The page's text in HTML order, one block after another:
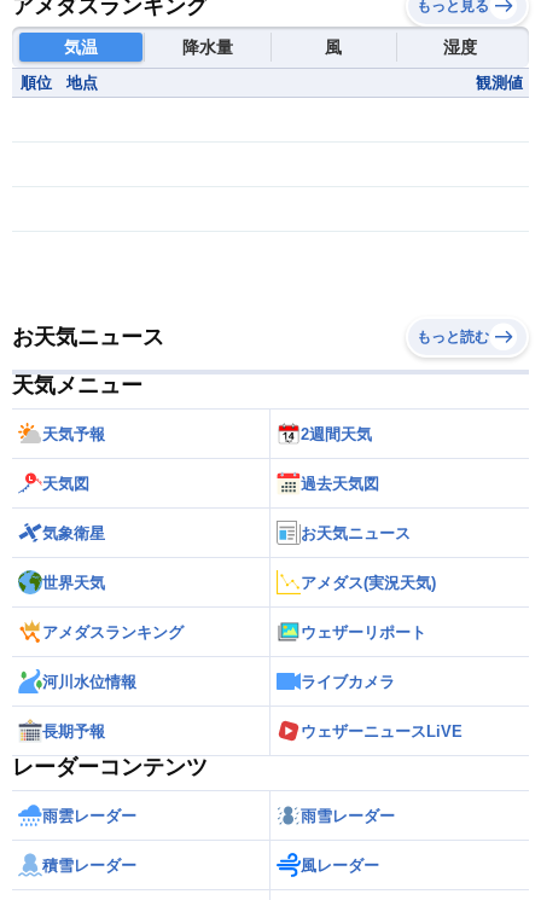
アメダスランキング もっと見る
気温 降水量 風 湿度
順位 地点 観測値
お天気ニュース もっと読む
天気メニュー
天気予報 2週間天気
天気図 過去天気図
気象衛星 お天気ニュース
世界天気 アメダス(実況天気)
アメダスランキング ウェザーリポート
河川水位情報 ライブカメラ
長期予報 ウェザーニュースLiVE
レーダーコンテンツ
雨雲レーダー 雨雪レーダー
積雪レーダー 風レーダー